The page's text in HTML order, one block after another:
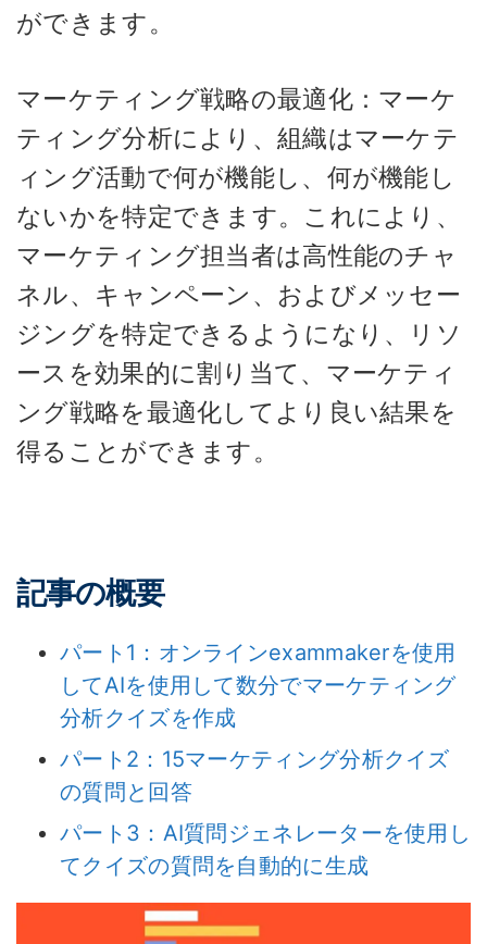
ができます。
マーケティング戦略の最適化：マーケ
ティング分析により、組織はマーケテ
ィング活動で何が機能し、何が機能し
ないかを特定できます。これにより、
マーケティング担当者は高性能のチャ
ネル、キャンペーン、およびメッセー
ジングを特定できるようになり、リソ
ースを効果的に割り当て、マーケティ
ング戦略を最適化してより良い結果を
得ることができます。
記事の概要
パート1：オンラインexammakerを使用
してAIを使用して数分でマーケティング
分析クイズを作成
パート2：15マーケティング分析クイズ
の質問と回答
パート3：AI質問ジェネレーターを使用し
てクイズの質問を自動的に生成